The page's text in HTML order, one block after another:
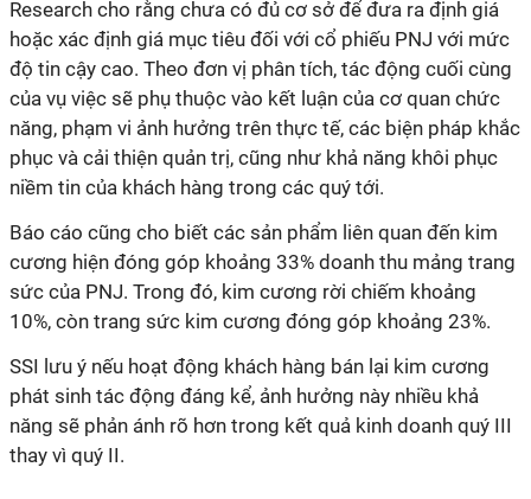
Research cho rằng chưa có đủ cơ sở để đưa ra định giá
hoặc xác định giá mục tiêu đối với cổ phiếu PNJ với mức
độ tin cậy cao. Theo đơn vị phân tích, tác động cuối cùng
của vụ việc sẽ phụ thuộc vào kết luận của cơ quan chức
năng, phạm vi ảnh hưởng trên thực tế, các biện pháp khắc
phục và cải thiện quản trị, cũng như khả năng khôi phục
niềm tin của khách hàng trong các quý tới.
Báo cáo cũng cho biết các sản phẩm liên quan đến kim
cương hiện đóng góp khoảng 33% doanh thu mảng trang
sức của PNJ. Trong đó, kim cương rời chiếm khoảng
10%, còn trang sức kim cương đóng góp khoảng 23%.
SSI lưu ý nếu hoạt động khách hàng bán lại kim cương
phát sinh tác động đáng kể, ảnh hưởng này nhiều khả
năng sẽ phản ánh rõ hơn trong kết quả kinh doanh quý III
thay vì quý II.